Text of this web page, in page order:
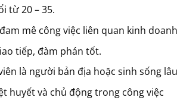
từ 20 – 35.
mê công việc liên quan kinh
tiếp, đàm phán tốt.
là người bản địa hoặc sinh sống
huyết và chủ động trong công việc